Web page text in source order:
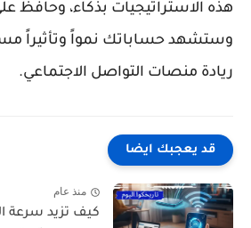
هذه الاستراتيجيات بذكاء،
وستشهد حساباتك نمواً وتأثيراً
ريادة منصات التواصل الاجتماعي.
قد يعجبك ايضا
منذ عام